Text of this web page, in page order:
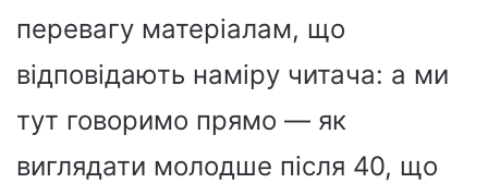
перевагу матеріалам, що
відповідають наміру читача: а ми
тут говоримо прямо — як
виглядати молодше після 40, що